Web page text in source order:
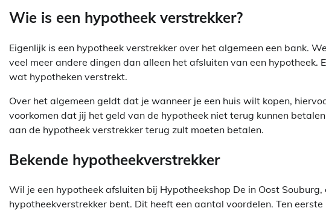
Wie is een hypotheek verstrekker?
Eigenlijk is een hypotheek verstrekker over het algemeen een bank.
veel meer andere dingen dan alleen het afsluiten van een hypotheek.
wat hypotheken verstrekt.
Over het algemeen geldt dat je wanneer je een huis wilt kopen,
voorkomen dat jij het geld van de hypotheek niet terug kunnen
aan de hypotheek verstrekker terug zult moeten betalen.
Bekende hypotheekverstrekker
Wil je een hypotheek afsluiten bij Hypotheekshop De in Oost
hypotheekverstrekker bent. Dit heeft een aantal voordelen. Ten